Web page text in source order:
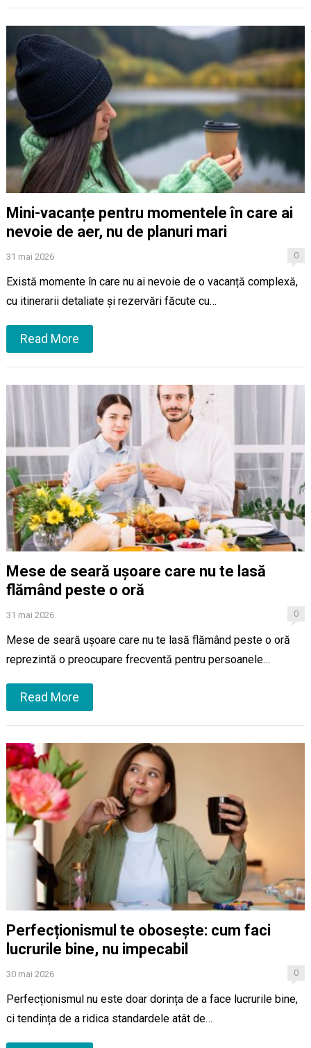
Mini-vacanțe pentru momentele în care ai
nevoie de aer, nu de planuri mari
31 mai 2026 0
Există momente în care nu ai nevoie de o vacanță complexă,
cu itinerarii detaliate și rezervări făcute cu…
Read More
Mese de seară ușoare care nu te lasă
flămând peste o oră
31 mai 2026 0
Mese de seară ușoare care nu te lasă flămând peste o oră
reprezintă o preocupare frecventă pentru persoanele…
Read More
Perfecționismul te obosește: cum faci
lucrurile bine, nu impecabil
30 mai 2026 0
Perfecționismul nu este doar dorința de a face lucrurile bine,
ci tendința de a ridica standardele atât de…